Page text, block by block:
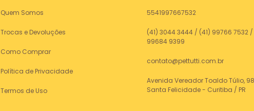
Quem Somos
Trocas e Devoluções
Como Comprar
Política de Privacidade
Termos de Uso
5541997667532
(41) 3044 3444 / (41) 99766 7532 /
99684 9399
contato@pettutti.com.br
Avenida Vereador Toaldo Túlio,
Santa Felicidade - Curitiba / PR